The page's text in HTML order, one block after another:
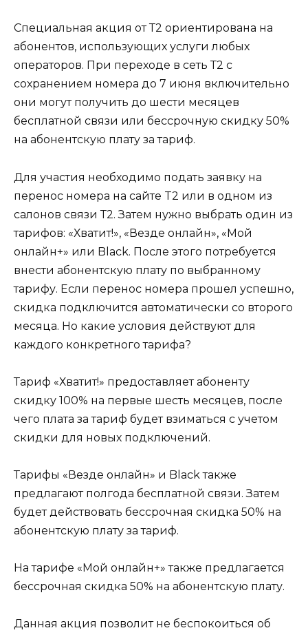
Специальная акция от Т2 ориентирована на
абонентов, использующих услуги любых
операторов. При переходе в сеть Т2 с
сохранением номера до 7 июня включительно
они могут получить до шести месяцев
бесплатной связи или бессрочную скидку 50%
на абонентскую плату за тариф.
Для участия необходимо подать заявку на
перенос номера на сайте T2 или в одном из
салонов связи Т2. Затем нужно выбрать один из
тарифов: «Хватит!», «Везде онлайн», «Мой
онлайн+» или Black. После этого потребуется
внести абонентскую плату по выбранному
тарифу. Если перенос номера прошел успешно,
скидка подключится автоматически со второго
месяца. Но какие условия действуют для
каждого конкретного тарифа?
Тариф «Хватит!» предоставляет абоненту
скидку 100% на первые шесть месяцев, после
чего плата за тариф будет взиматься с учетом
скидки для новых подключений.
Тарифы «Везде онлайн» и Black также
предлагают полгода бесплатной связи. Затем
будет действовать бессрочная скидка 50% на
абонентскую плату за тариф.
На тарифе «Мой онлайн+» также предлагается
бессрочная скидка 50% на абонентскую плату.
Данная акция позволит не беспокоиться об